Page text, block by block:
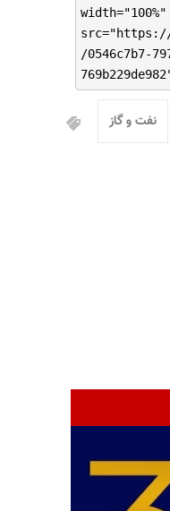
src="https://
/0546c7b7-
نفت و گاز